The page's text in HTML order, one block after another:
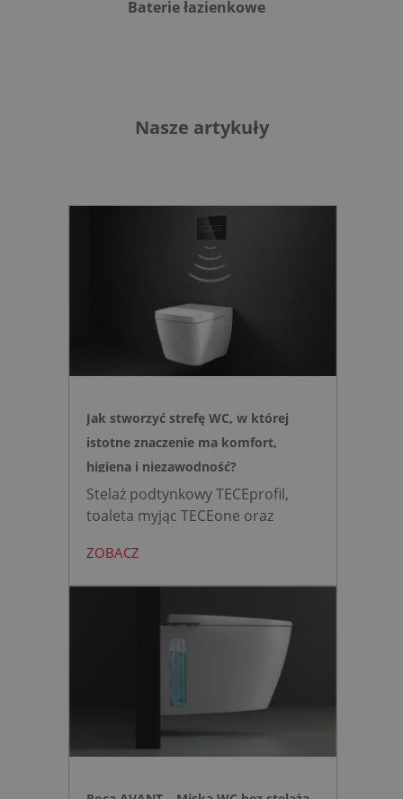
Baterie łazienkowe
Nasze artykuły
Jak stworzyć strefę WC, w której
istotne znaczenie ma komfort,
higiena i niezawodność?
Stelaż podtynkowy TECEprofil,
toaleta myjąc TECEone oraz
mini to zestaw, który warto
wybrać, gdy zależy nam na
bezpiecznej strefie WC. Zamiast
skomplikowanej i podatnej na
działającą w oparciu o ciśnienie
wody oraz elegancki, szklany
przycisk uruchamiany gestem.
ZOBACZ